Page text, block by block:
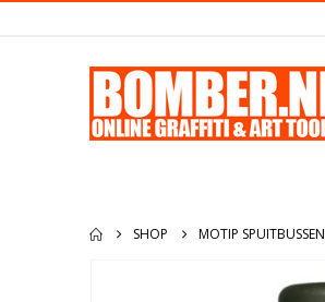
SHOP MOTIP SPUITBUSSEN